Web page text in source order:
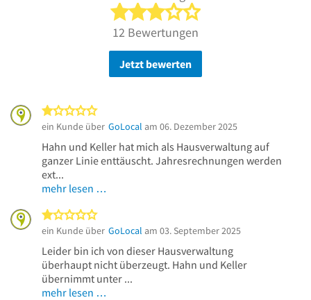
3 von 5 Sternen
12 Bewertungen
Jetzt bewerten
ein Kunde über GoLocal am 06. Dezember 2025
Hahn und Keller hat mich als Hausverwaltung auf
ganzer Linie enttäuscht. Jahresrechnungen werden
ext...
mehr lesen …
ein Kunde über GoLocal am 03. September 2025
Leider bin ich von dieser Hausverwaltung
überhaupt nicht überzeugt. Hahn und Keller
übernimmt unter ...
mehr lesen …